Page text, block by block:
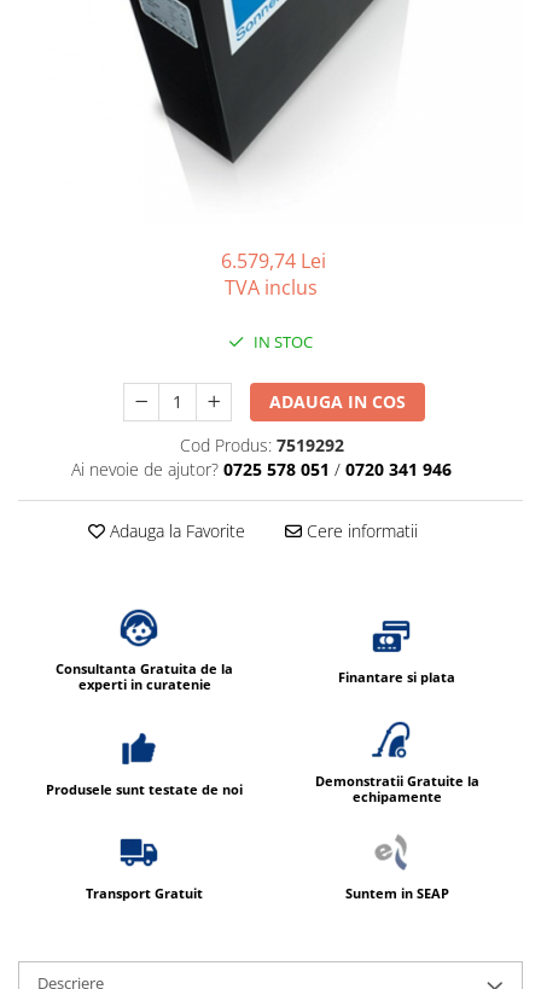
Gama de cosmetice hoteliere
Salvatore Ferragamo
Gama de cosmetice hoteliere Sense
6.579,74 Lei
TVA inclus
IN STOC
ADAUGA IN COS
Cod Produs: 7519292
Ai nevoie de ajutor? 0725 578 051 / 0720 341 946
Adauga la Favorite Cere informatii
Consultanta Gratuita de la
experti in curatenie
Finantare si plata
Produsele sunt testate de noi
Demonstratii Gratuite la
echipamente
Transport Gratuit Suntem in SEAP
Descriere